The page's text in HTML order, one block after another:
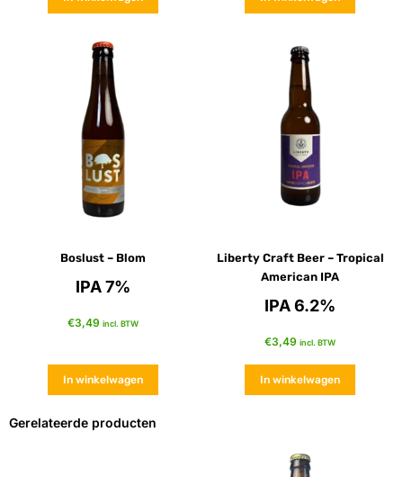
Boslust – Blom
IPA 7%
€3,49 incl. BTW
In winkelwagen
Liberty Craft Beer – Tropical
American IPA
IPA 6.2%
€3,49 incl. BTW
In winkelwagen
Gerelateerde producten